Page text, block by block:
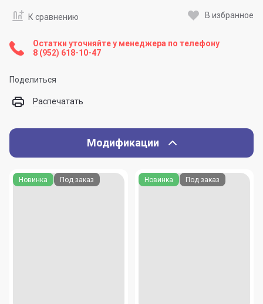
К сравнению В избранное
Остатки уточняйте у менеджера по телефону
8 (952) 618-10-47
Поделиться
Распечатать
Модификации
Новинка Под заказ Новинка Под заказ